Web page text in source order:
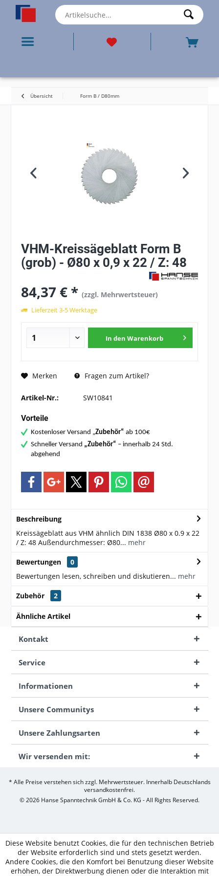
Übersicht Form B / D80mm
VHM-Kreissägeblatt Form B
(grob) - Ø80 x 0,9 x 22 / Z: 48
84,37 € *(zzgl. Mehrwertsteuer)
Lieferzeit 3-5 Werktage
In den Warenkorb
Merken Fragen zum Artikel?
Artikel-Nr.: SW10841
Vorteile
Kostenloser Versand „Zubehör“ ab 100€
Schneller Versand „Zubehör“ – innerhalb 24 Std.
abgehend
Beschreibung
Kreissägeblatt aus VHM ähnlich DIN 1838 Ø80 x 0.9 x 22
/ Z: 48 Außendurchmesser: Ø80... mehr
Bewertungen
0
Bewertungen lesen, schreiben und diskutieren... mehr
Zubehör 2
Ähnliche Artikel
Kontakt
Service
Informationen
Unsere Communitys
Unsere Zahlungsarten
Wir versenden mit:
* Alle Preise verstehen sich zzgl. Mehrwertsteuer. Innerhalb Deutschlands
versandkostenfrei.
© 2026 Hanse Spanntechnik GmbH & Co. KG - All Rights Reserved.
Diese Website benutzt Cookies, die für den technischen Betrieb
der Website erforderlich sind und stets gesetzt werden.
Andere Cookies, die den Komfort bei Benutzung dieser Website
erhöhen, der Direktwerbung dienen oder die Interaktion mit